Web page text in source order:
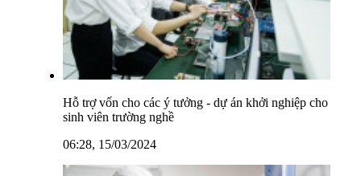
Hỗ trợ vốn cho các ý tưởng - dự án khởi nghiệp cho
sinh viên trường nghề
06:28, 15/03/2024